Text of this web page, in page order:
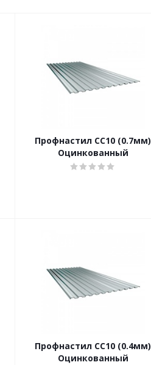
Профнастил CC10 (0.7мм)
Оцинкованный
Профнастил CC10 (0.4мм)
Оцинкованный